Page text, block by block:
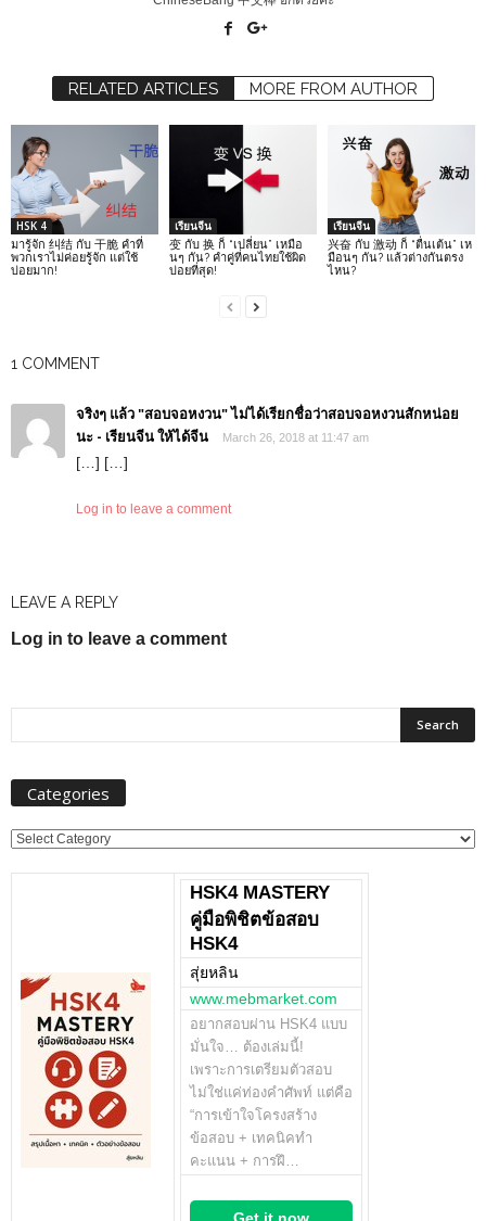
RELATED ARTICLES MORE FROM AUTHOR
HSK 4
มารู้จัก 纠结 กับ 干脆 คำที่
พวกเราไม่ค่อยรู้จัก แต่ใช้
บ่อยมาก!
เรียนจีน
变 กับ 换 ก็ “เปลี่ยน” เหมือ
นๆ กัน? คำคู่ที่คนไทยใช้ผิด
บ่อยที่สุด!
เรียนจีน
兴奋 กับ 激动 ก็ “ตื่นเต้น” เห
มือนๆ กัน? แล้วต่างกันตรง
ไหน?
1 COMMENT
จริงๆ แล้ว "สอบจอหงวน" ไม่ได้เรียกชื่อว่าสอบจอหงวนสักหน่อย
นะ - เรียนจีน ให้ได้จีน
March 26, 2018 at 11:47 am
[…] […]
Log in to leave a comment
LEAVE A REPLY
Log in to leave a comment
Categories
Categories
HSK4 MASTERY
คู่มือพิชิตข้อสอบ
HSK4
สุ่ยหลิน
www.mebmarket.com
อยากสอบผ่าน HSK4 แบบ
มั่นใจ… ต้องเล่มนี้!
เพราะการเตรียมตัวสอบ
ไม่ใช่แค่ท่องคำศัพท์ แต่คือ
“การเข้าใจโครงสร้าง
ข้อสอบ + เทคนิคทำ
คะแนน + การฝึ…